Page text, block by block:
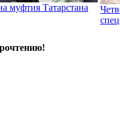
муфтия Татарстана